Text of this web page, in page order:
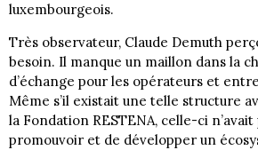
luxembourgeois.
Très observateur, Claude Demuth
besoin. Il manque un maillon dans la
d’échange pour les opérateurs et
Même s’il existait une telle structure
la Fondation RESTENA, celle-ci
promouvoir et de développer un